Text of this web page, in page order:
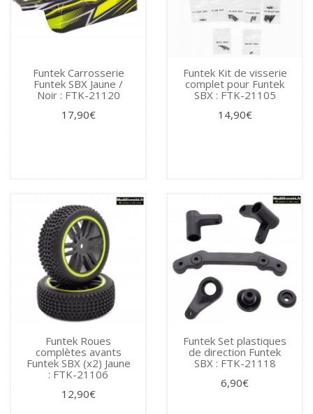
Funtek Carrosserie
Funtek SBX Jaune /
Noir : FTK-21120
17,90€
Funtek Kit de visserie
complet pour Funtek
SBX : FTK-21105
14,90€
Funtek Roues
complètes avants
Funtek SBX (x2) Jaune
: FTK-21106
12,90€
Funtek Set plastiques
de direction Funtek
SBX : FTK-21118
6,90€